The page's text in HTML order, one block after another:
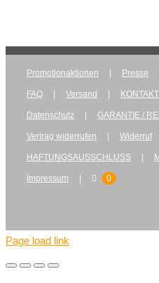
Promotionaktionen Presse
FAQ Versand KONTAKT
Datenschutz GARANTIE /
Vertrag widerrufen Widerruf
HAFTUNGSAUSSCHLUSS
Impressum 0
Page load link